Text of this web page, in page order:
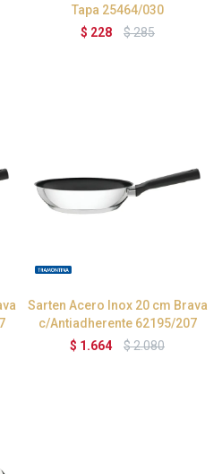
Tapa 25464/030
$ 228 $285
Sarten Acero Inox 20 cm Brava
c/Antiadherente 62195/207
$ 1.664 $2.080